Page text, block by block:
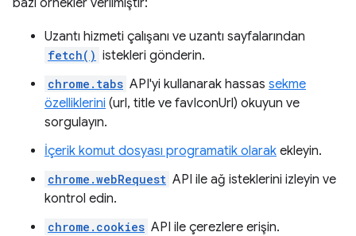
bazı örnekler verilmiştir:
Uzantı hizmeti çalışanı ve uzantı sayfalarından
fetch() istekleri gönderin.
chrome.tabs API'yi kullanarak hassas sekme
özelliklerini (url, title ve favIconUrl) okuyun ve
sorgulayın.
İçerik komut dosyası programatik olarak ekleyin.
chrome.webRequest API ile ağ isteklerini izleyin ve
kontrol edin.
chrome.cookies API ile çerezlere erişin.